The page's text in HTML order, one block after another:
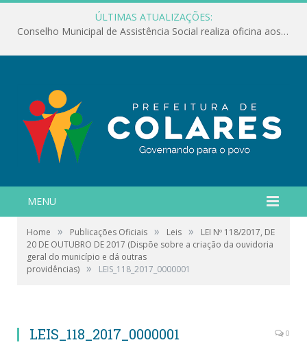
ÚLTIMAS ATUALIZAÇÕES:
Conselho Municipal de Assistência Social realiza oficina aos servidores
MENU
Home » Publicações Oficiais » Leis »
LEI Nº 118/2017, DE
20 DE OUTUBRO DE 2017 (Dispõe sobre a criação da ouvidoria
geral do município e dá outras
providências) » LEIS_118_2017_0000001
LEIS_118_2017_0000001 0